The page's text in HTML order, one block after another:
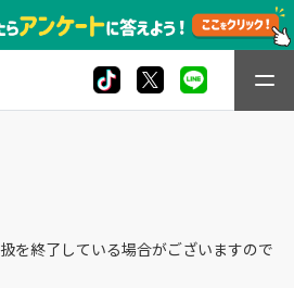
を終了している場合がございますので